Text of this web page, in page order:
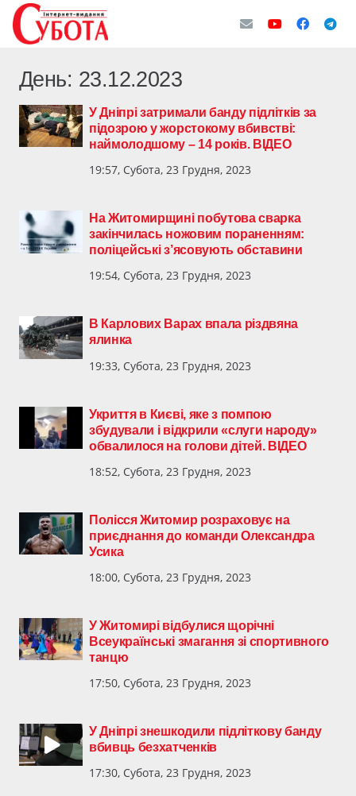
День: 23.12.2023
У Дніпрі затримали банду підлітків за
підозрою у жорстокому вбивстві:
наймолодшому – 14 років. ВІДЕО
19:57, Субота, 23 Грудня, 2023
На Житомирщині побутова сварка
закінчилась ножовим пораненням:
поліцейські з’ясовують обставини
19:54, Субота, 23 Грудня, 2023
В Карлових Варах впала різдвяна
ялинка
19:33, Субота, 23 Грудня, 2023
Укриття в Києві, яке з помпою
збудували і відкрили «слуги народу»
обвалилося на голови дітей. ВІДЕО
18:52, Субота, 23 Грудня, 2023
Полісся Житомир розраховує на
приєднання до команди Олександра
Усика
18:00, Субота, 23 Грудня, 2023
У Житомирі відбулися щорічні
Всеукраїнські змагання зі спортивного
танцю
17:50, Субота, 23 Грудня, 2023
У Дніпрі знешкодили підліткову банду
вбивць безхатченків
17:30, Субота, 23 Грудня, 2023